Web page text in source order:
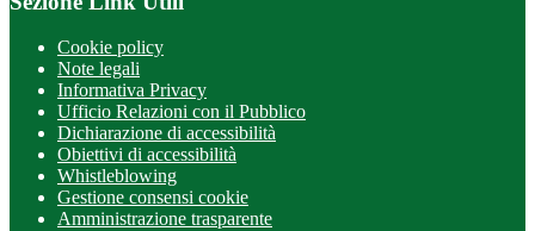
Cookie policy
Note legali
Informativa Privacy
Ufficio Relazioni con il Pubblico
Dichiarazione di accessibilità
Obiettivi di accessibilità
Whistleblowing
Gestione consensi cookie
Amministrazione trasparente